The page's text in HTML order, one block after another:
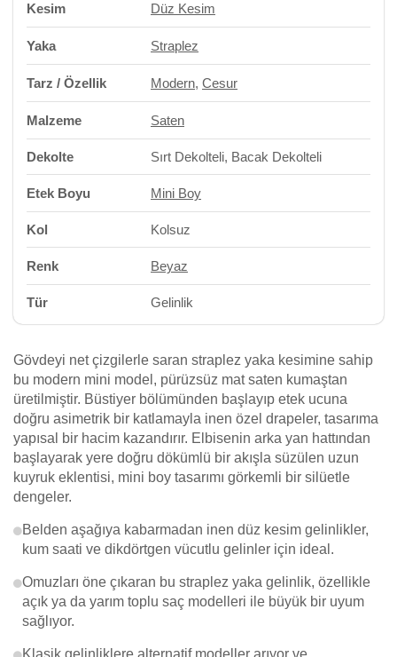
Kesim Düz Kesim
Yaka Straplez
Tarz / Özellik Modern, Cesur
Malzeme Saten
Dekolte Sırt Dekolteli, Bacak Dekolteli
Etek Boyu Mini Boy
Kol Kolsuz
Renk Beyaz
Tür Gelinlik
Gövdeyi net çizgilerle saran straplez yaka kesimine sahip
bu modern mini model, pürüzsüz mat saten kumaştan
üretilmiştir. Büstiyer bölümünden başlayıp etek ucuna
doğru asimetrik bir katlamayla inen özel drapeler, tasarıma
yapısal bir hacim kazandırır. Elbisenin arka yan hattından
başlayarak yere doğru dökümlü bir akışla süzülen uzun
kuyruk eklentisi, mini boy tasarımı görkemli bir silüetle
dengeler.
Belden aşağıya kabarmadan inen düz kesim gelinlikler,
kum saati ve dikdörtgen vücutlu gelinler için ideal.
Omuzları öne çıkaran bu straplez yaka gelinlik, özellikle
açık ya da yarım toplu saç modelleri ile büyük bir uyum
sağlıyor.
Klasik gelinliklere alternatif modeller arıyor ve